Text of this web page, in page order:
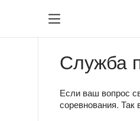
Служба
Если ваш вопрос
соревнования. Так